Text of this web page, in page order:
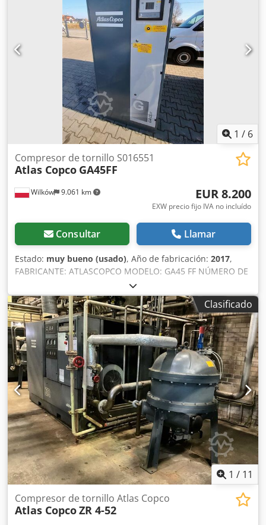
1 / 6
Wilków 9.061 km
Compresor de tornillo S016551
Atlas Copco GA45FF
EUR 8.200
EXW precio fijo IVA no incluído
Consultar Llamar
Estado: muy bueno (usado), Año de fabricación: 2017,
FABRICANTE: ATLASCOPCO MODELO: GA45 FF NÚMERO DE
SERIE: API578676 AÑO: 2017 POTENCIA (kW): 45 CAUDAL
(m3/min): 6,99 PRESIÓN (bar): 9,75 HORAS (CARGA/TOTAL):
11749/19151 VARIADOR DE FRECUENCIA: no SECADOR
INTEGRADO: sí, R410a 0,97 kg INTERCAMBIADOR: sí
Dcedpfx Afey H Szgjtsk REFRIGERADO (AIRE/AGUA): aire
SOBRE DEPÓSITO: no CONEXIÓN: 11/2
Clasificado
1 / 11
Compresor de tornillo Atlas Copco
Atlas CopcoZR 4-52